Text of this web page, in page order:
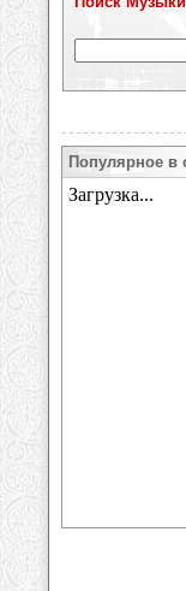
Популярное в